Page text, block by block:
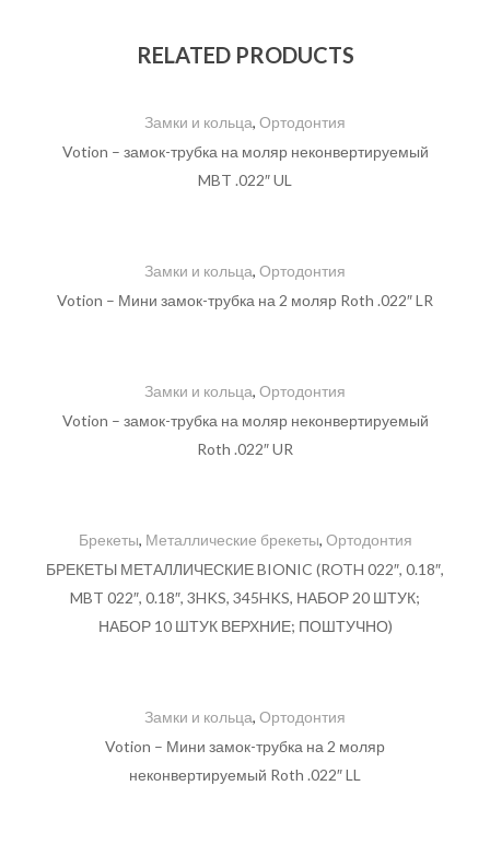
RELATED PRODUCTS
Замки и кольца, Ортодонтия
Votion – замок-трубка на моляр неконвертируемый
MBT .022″ UL
Замки и кольца, Ортодонтия
Votion – Мини замок-трубка на 2 моляр Roth .022″ LR
Замки и кольца, Ортодонтия
Votion – замок-трубка на моляр неконвертируемый
Roth .022″ UR
Брекеты, Металлические брекеты, Ортодонтия
БРЕКЕТЫ МЕТАЛЛИЧЕСКИЕ BIONIC (ROTH 022″, 0.18″,
MBT 022″, 0.18″, 3HKS, 345HKS, НАБОР 20 ШТУК;
НАБОР 10 ШТУК ВЕРХНИЕ; ПОШТУЧНО)
Замки и кольца, Ортодонтия
Votion – Мини замок-трубка на 2 моляр
неконвертируемый Roth .022″ LL